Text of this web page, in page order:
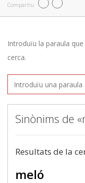
Compartiu
Introduïu la paraula
cerca.
Sinònims de
Resultats de la
meló